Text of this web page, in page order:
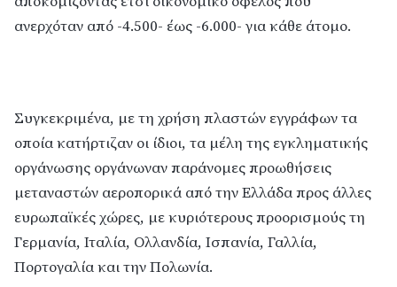
ανερχόταν από -4.500- έως -6.000- για κάθε άτομο.
Συγκεκριμένα, με τη χρήση πλαστών εγγράφων τα
οποία κατήρτιζαν οι ίδιοι, τα μέλη της εγκληματικής
οργάνωσης οργάνωναν παράνομες προωθήσεις
μεταναστών αεροπορικά από την Ελλάδα προς άλλες
ευρωπαϊκές χώρες, με κυριότερους προορισμούς τη
Γερμανία, Ιταλία, Ολλανδία, Ισπανία, Γαλλία,
Πορτογαλία και την Πολωνία.